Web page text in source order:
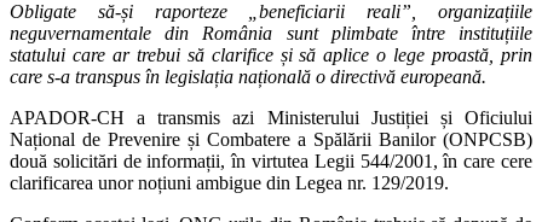
Obligate să-și raporteze „beneficiarii reali”, organizațiile
neguvernamentale din România sunt plimbate între instituțiile
statului care ar trebui să clarifice și să aplice o lege proastă, prin
care s-a transpus în legislația națională o directivă europeană.
APADOR-CH a transmis azi Ministerului Justiției și Oficiului
Național de Prevenire și Combatere a Spălării Banilor (ONPCSB)
două solicitări de informații, în virtutea Legii 544/2001, în care cere
clarificarea unor noțiuni ambigue din Legea nr. 129/2019.